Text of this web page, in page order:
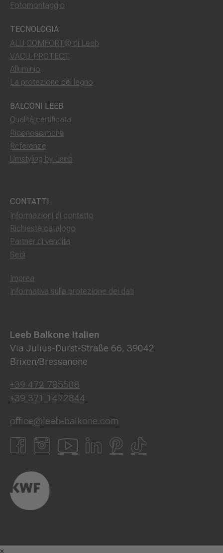
Fotomontaggio
TECNOLOGIA
ALU COMFORT® di Leeb
VACU-PROTECT
Alluminio
La protezione del legno
BALCONI LEEB
Qualità certificata
Riconoscimenti
Referenze
Umstyling by Leeb
CONTATTI
Informazioni di contatto
Richiesta catalogo
Partner di vendita
Sedi
Imprea
Informativa sulla protezione dei dati
Leeb Balkone Italien
Via Julius-Durst-Straße 66, 39042
Brixen/Bressanone
+39 472 785508
+39 371 1472844
office@leeb-balkone.com